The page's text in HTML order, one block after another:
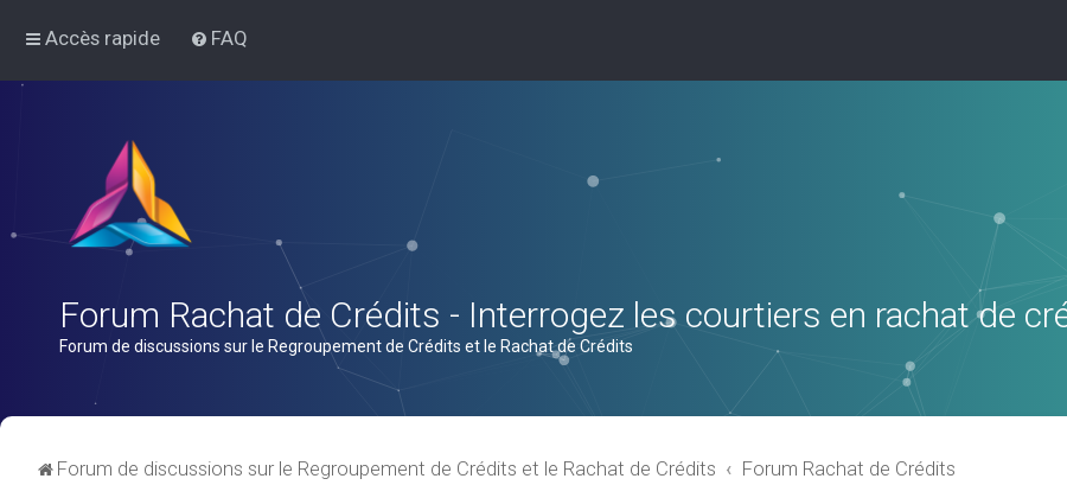
Accès rapide FAQ
Forum Rachat de Crédits - Interrogez les courtiers en rachat de
Forum de discussions sur le Regroupement de Crédits et le Rachat de Crédits
Forum de discussions sur le Regroupement de Crédits et le Rachat de Crédits Forum Rachat de Crédits